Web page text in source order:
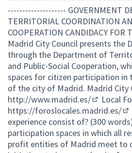
-------------------- GOVERNMENT
TERRITORIAL COORDINATION
COOPERATION CANDIDACY FOR
Madrid City Council presents the
through the Department of
and Public-Social Cooperation,
spaces for citizen participation
of the city of Madrid. Madrid City
http://www.madrid.es/
(External
Local
https://foroslocales.madrid.es/
experience consist of? (300
participation spaces in which all
profit entities of Madrid meet to